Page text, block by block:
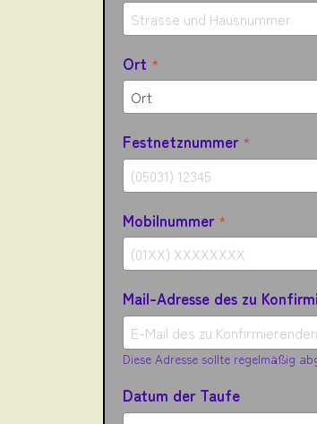
Ort *
Festnetznummer *
Mobilnummer *
Mail-Adresse des zu
Diese Adresse sollte regelmäßig
Datum der Taufe